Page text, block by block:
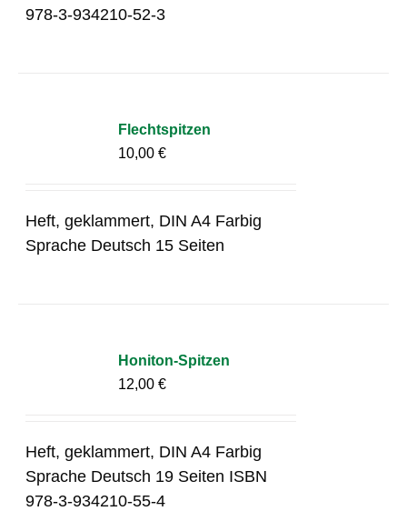
978-3-934210-52-3
Flechtspitzen
10,00€
Heft, geklammert, DIN A4 Farbig
Sprache Deutsch 15 Seiten
Honiton-Spitzen
12,00€
Heft, geklammert, DIN A4 Farbig
Sprache Deutsch 19 Seiten ISBN
978-3-934210-55-4